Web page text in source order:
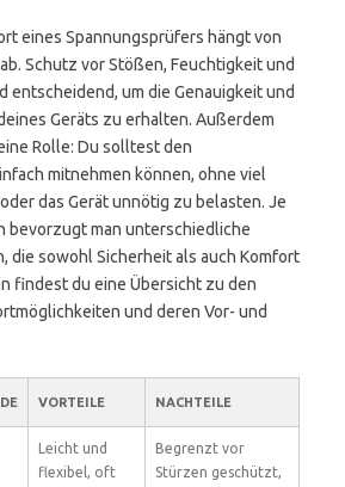
eines Spannungsprüfers hängt von
Schutz vor Stößen, Feuchtigkeit und
entscheidend, um die Genauigkeit und
Geräts zu erhalten. Außerdem
Rolle: Du solltest den
mitnehmen können, ohne viel
das Gerät unnötig zu belasten. Je
bevorzugt man unterschiedliche
die sowohl Sicherheit als auch Komfort
findest du eine Übersicht zu den
und deren Vor- und
VORTEILE NACHTEILE
Leicht und
flexibel, oft
Begrenzt vor
Stürzen geschützt,